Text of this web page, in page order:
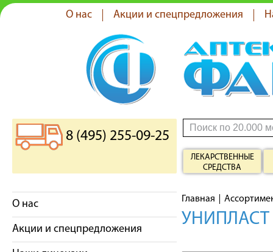
О нас Акции и спецпредложения
8 (495) 255-09-25
ЛЕКАРСТВЕННЫЕ
СРЕДСТВА
О нас
Акции и спецпредложения
Главная